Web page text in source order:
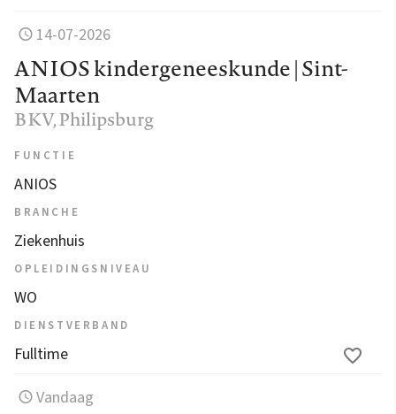
14-07-2026
ANIOS kindergeneeskunde | Sint-
Maarten
BKV, Philipsburg
FUNCTIE
ANIOS
BRANCHE
Ziekenhuis
OPLEIDINGSNIVEAU
WO
DIENSTVERBAND
Fulltime
Vandaag